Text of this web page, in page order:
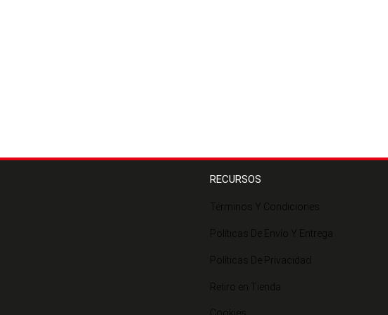
RECURSOS
Términos Y Condiciones
Políticas De Envío Y Entrega
Políticas De Privacidad
Retiro en Tienda